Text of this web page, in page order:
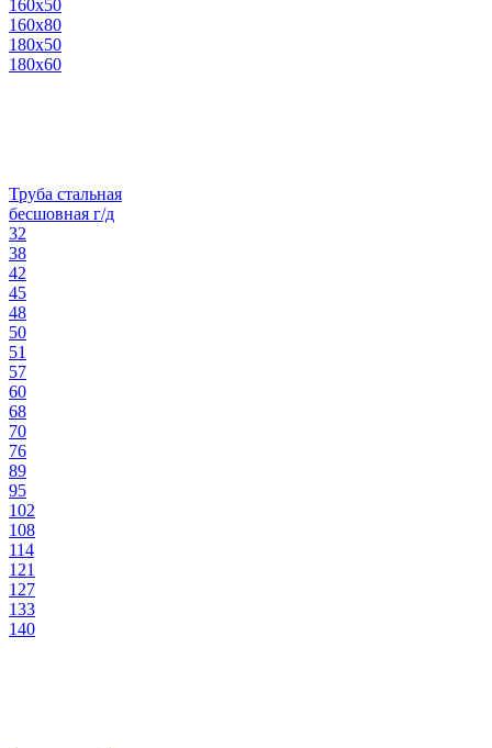
160х50
160х80
180х50
180х60
Труба стальная
бесшовная г/д
32
38
42
45
48
50
51
57
60
68
70
76
89
95
102
108
114
121
127
133
140